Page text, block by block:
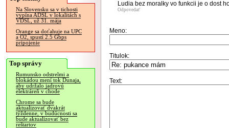
Na Slovensku sa v tichosti
vypína ADSL v lokalitách s
VDSL, už 31. mája
Orange sa doťahuje na UPC
a O2, spustí 2.5 Gbps
pripojenie
Top správy
Rumunsko odstrelmi a
blokádou mení tok Dunaja,
aby udržalo jadrovú
elektráreň v chode
Chrome sa bude
aktualizovať dvakrát
týždenne, v budúcnosti sa
bude aktualizovať bez
reštartov
Ludia bez moralky vo funkcii je o dost
Odpovedať
Meno:
Titulok:
Text: